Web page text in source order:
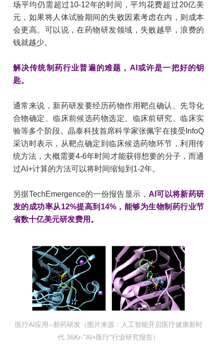
场平均仍需超过10-12年的时间，平均花费超过20亿美
元，如果将人体试验期间的失败因素考虑在内，则成本
会更高。可以说，在药物研发领域，失败越早，浪费的
钱就越少。
解决传统制药行业普遍的难题，AI或许是一把好的钥
匙。
通常来说，新药研发要经历药物作用靶点确认、先导化
合物确定、临床前候选药物选定、临床前研究、临床实
验等多个阶段。晶泰科技首席科学家张佩宇在接受InfoQ
采访时表示，从靶点确定到临床候选药物环节，利用传
统方法，大概需要4-6年时间才能获得想要的分子，而通
过AI+计算的方法可以将时间缩短到1-2年。
另据TechEmergence的一份报告显示， AI可以将新药研
发的成功率从12%提高到14%，能够为生物制药行业节
省数十亿美元研发费用。
医疗AI应用--新药研发（图片来源：人工智能开启医疗健康新时
代 36Kr-"AI+医疗"行业研究报告）